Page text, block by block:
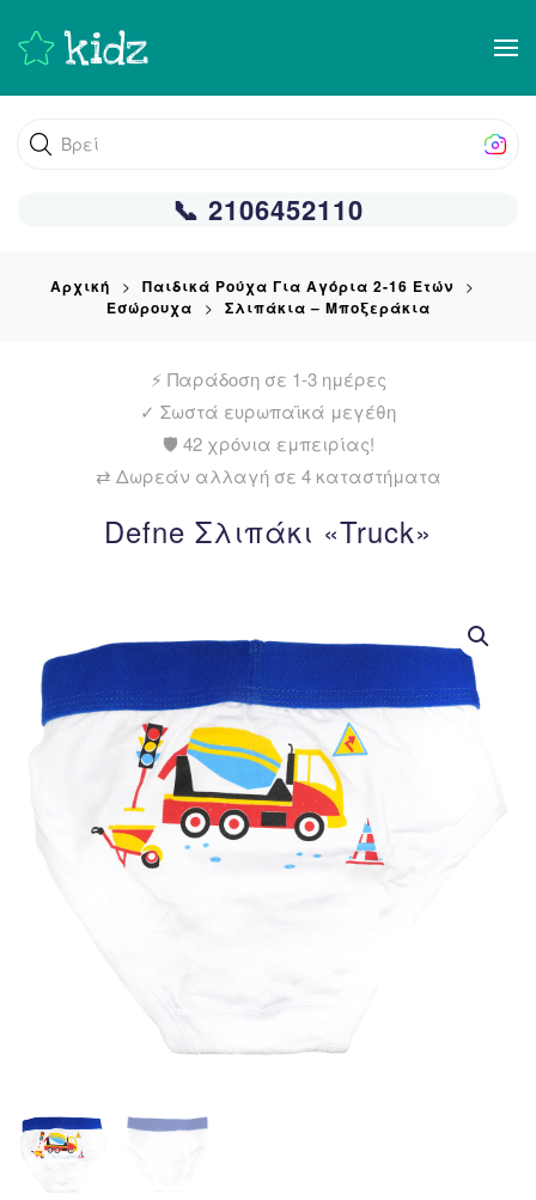
Skip
to
content
Βρείτε αυτό
📞 2106452110
Αρχική
Παιδικά Ρούχα Για Αγόρια 2-16 Ετών
Εσώρουχα
Σλιπάκια – Μποξεράκια
⚡ Παράδοση σε 1-3 ημέρες
✓ Σωστά ευρωπαϊκά μεγέθη
🛡️ 42 χρόνια εμπειρίας!
⇄ Δωρεάν αλλαγή σε 4 καταστήματα
Defne Σλιπάκι «Truck»